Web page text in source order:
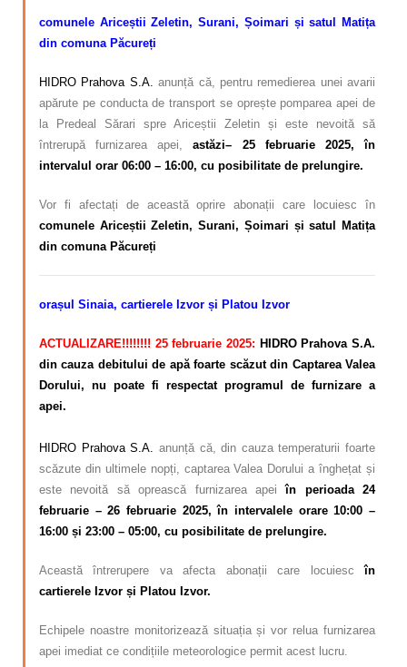
comunele Ariceștii Zeletin, Surani, Șoimari și satul Matița
din comuna Păcureți
HIDRO Prahova S.A. anunță că, pentru remedierea unei avarii
apărute pe conducta de transport se oprește pomparea apei de
la Predeal Sărari spre Ariceștii Zeletin și
este nevoită să
întrerupă furnizarea apei,astăzi– 25 februarie 2025, în
intervalul orar 06:00 – 16:00, cu posibilitate de prelungire.
Vor fi afectați de această oprire abonații care locuiesc în
comunele Ariceștii Zeletin, Surani, Șoimari și satul Matița
din comuna Păcureți
orașul Sinaia, cartierele Izvor și Platou Izvor
ACTUALIZARE!!!!!!!! 25 februarie 2025: HIDRO Prahova S.A.
din cauza debitului de apă foarte scăzut din Captarea Valea
Dorului, nu poate fi respectat programul de furnizare a
apei.
HIDRO Prahova S.A.
anunță că, din cauza temperaturii foarte
scăzute din ultimele nopți, captarea Valea Dorului a înghețat și
este nevoită să oprească furnizarea apeiîn perioada 24
februarie – 26 februarie 2025, în intervalele orare 10:00 –
16:00 și 23:00 – 05:00, cu posibilitate de prelungire.
Această întrerupere va afecta abonații care locuiescîn
cartierele Izvor și Platou Izvor.
Echipele noastre monitorizează situația și vor relua furnizarea
apei imediat ce condițiile meteorologice permit acest lucru.